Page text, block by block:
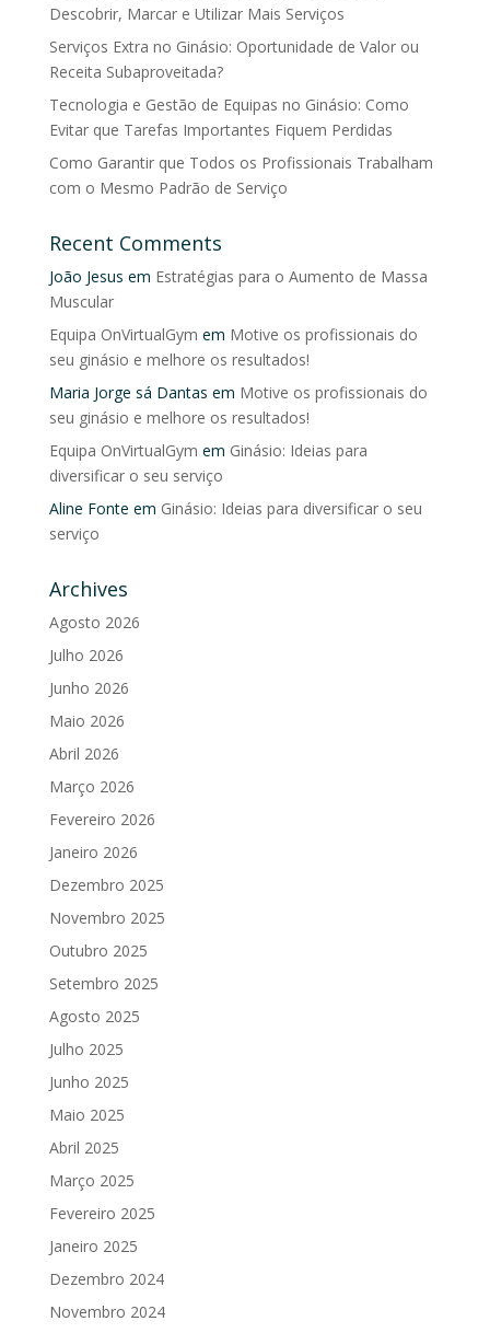
Descobrir, Marcar e Utilizar Mais Serviços
Serviços Extra no Ginásio: Oportunidade de Valor ou
Receita Subaproveitada?
Tecnologia e Gestão de Equipas no Ginásio: Como
Evitar que Tarefas Importantes Fiquem Perdidas
Como Garantir que Todos os Profissionais Trabalham
com o Mesmo Padrão de Serviço
Recent Comments
João Jesus em Estratégias para o Aumento de Massa
Muscular
Equipa OnVirtualGym em Motive os profissionais do
seu ginásio e melhore os resultados!
Maria Jorge sá Dantas em Motive os profissionais do
seu ginásio e melhore os resultados!
Equipa OnVirtualGym em Ginásio: Ideias para
diversificar o seu serviço
Aline Fonte em Ginásio: Ideias para diversificar o seu
serviço
Archives
Agosto 2026
Julho 2026
Junho 2026
Maio 2026
Abril 2026
Março 2026
Fevereiro 2026
Janeiro 2026
Dezembro 2025
Novembro 2025
Outubro 2025
Setembro 2025
Agosto 2025
Julho 2025
Junho 2025
Maio 2025
Abril 2025
Março 2025
Fevereiro 2025
Janeiro 2025
Dezembro 2024
Novembro 2024